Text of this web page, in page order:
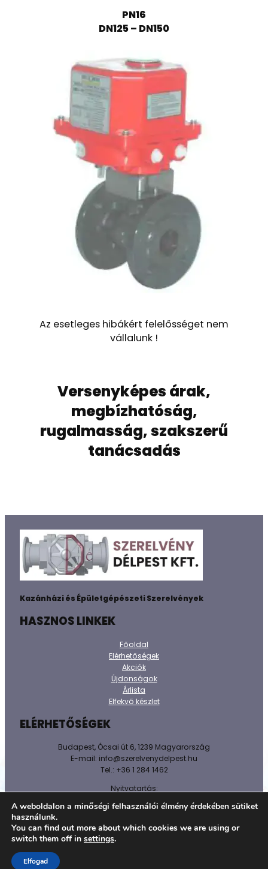
PN16
DN125 – DN150
Az esetleges hibákért felelősséget nem
vállalunk !
Versenyképes árak,
megbízhatóság,
rugalmasság, szakszerű
tanácsadás
Kazánházi és Épületgépészeti Szerelvények
HASZNOS LINKEK
Főoldal
Elérhetőségek
Akciók
Újdonságok
Árlista
Elfekvő készlet
ELÉRHETŐSÉGEK
Budapest, Ócsai út 6, 1239 Magyarország
E-mail: info@szerelvenydelpest.hu
Tel.: +36 1 284 1462
Nyitvatartás:
Sz-V: Zárva!
@ 2026 Minden jog fenntartva.
A weboldalon a minőségi felhasználói élmény érdekében sütiket
használunk.
You can find out more about which cookies we are using or
switch them off in settings.
Elfogad